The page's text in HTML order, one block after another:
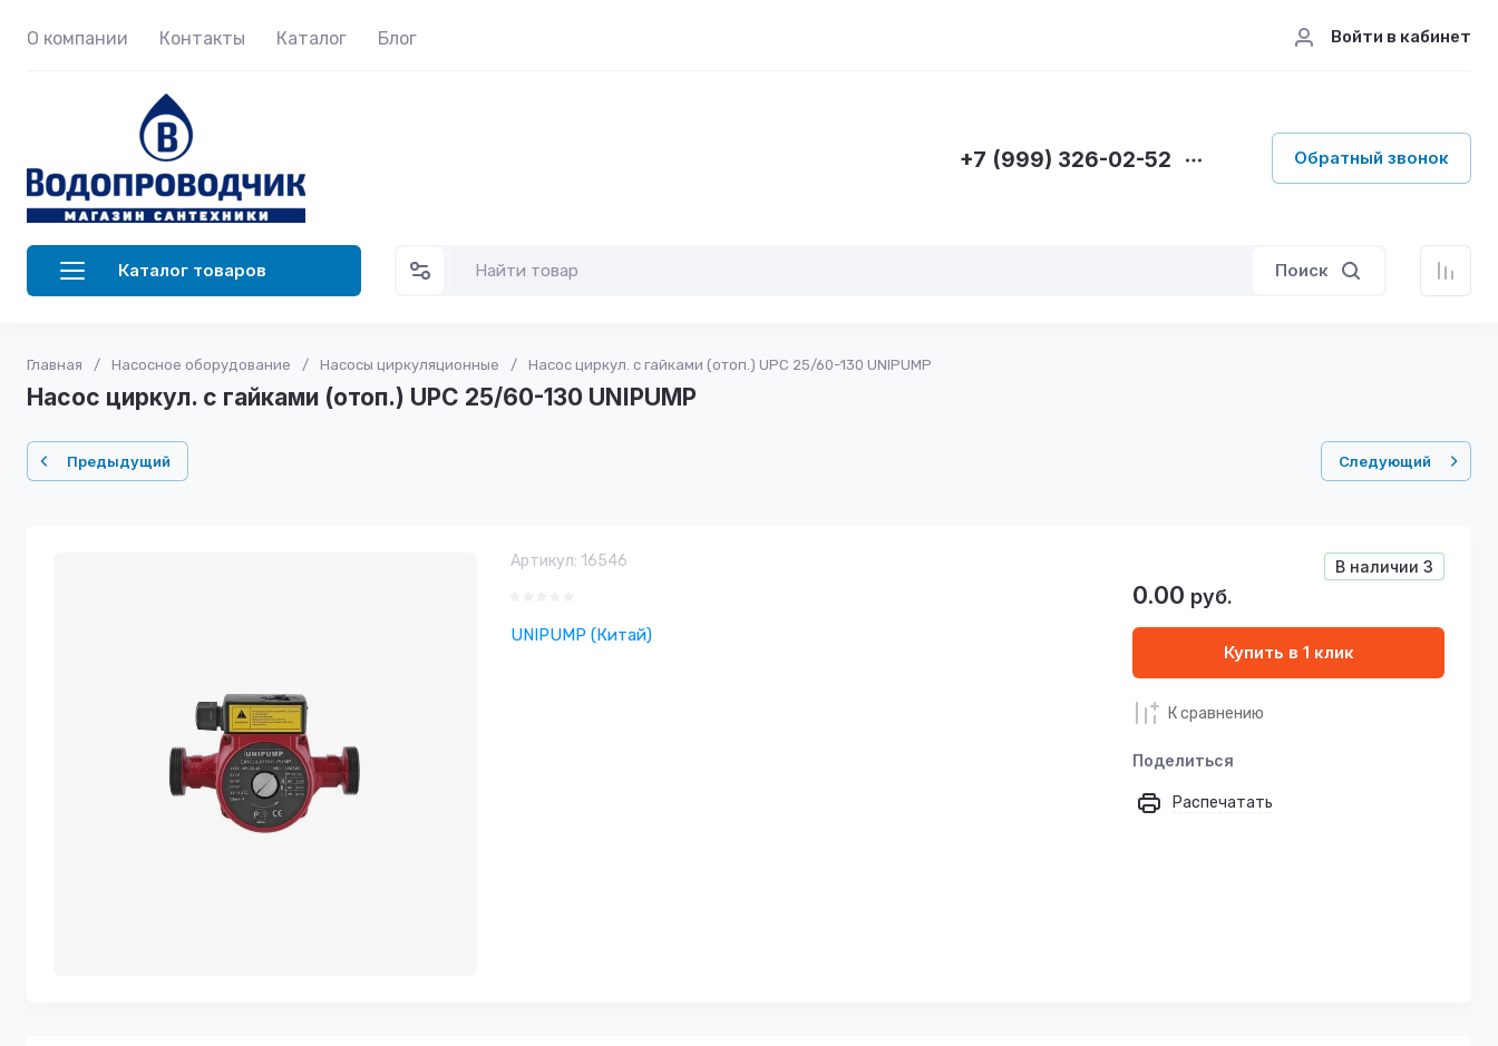
О компании Контакты Каталог Блог Войти в кабинет
+7 (999) 326-02-52 Обратный звонок
Каталог товаров Поиск
Главная / Насосное оборудование / Насосы циркуляционные / Насос циркул. с гайками (отоп.) UPC 25/60-130 UNIPUMP
Насос циркул. с гайками (отоп.) UPC 25/60-130 UNIPUMP
Предыдущий Следующий
Артикул: 16546
UNIPUMP (Китай)
В наличии 3
0.00 руб.
Купить в 1 клик
К сравнению
Поделиться
Распечатать